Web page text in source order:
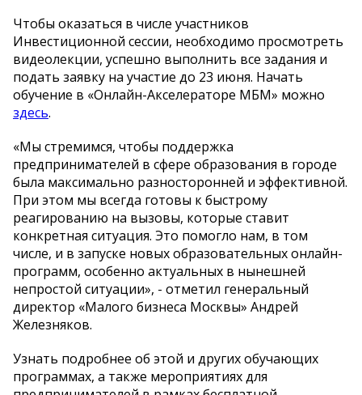
Чтобы оказаться в числе участников
Инвестиционной сессии, необходимо просмотреть
видеолекции, успешно выполнить все задания и
подать заявку на участие до 23 июня. Начать
обучение в «Онлайн-Акселераторе МБМ» можно
здесь.
«Мы стремимся, чтобы поддержка
предпринимателей в сфере образования в городе
была максимально разносторонней и эффективной.
При этом мы всегда готовы к быстрому
реагированию на вызовы, которые ставит
конкретная ситуация. Это помогло нам, в том
числе, и в запуске новых образовательных онлайн-
программ, особенно актуальных в нынешней
непростой ситуации», - отметил генеральный
директор «Малого бизнеса Москвы» Андрей
Железняков.
Узнать подробнее об этой и других обучающих
программах, а также мероприятиях для